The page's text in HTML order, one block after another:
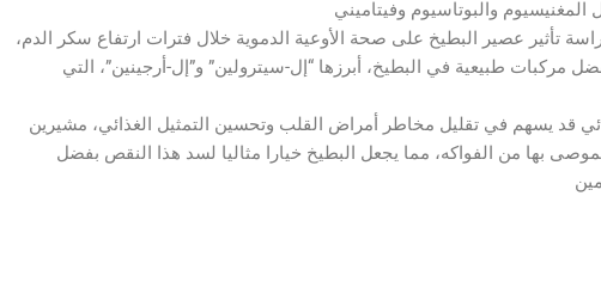
سريرية على 18 شاباً وشابة لدراسة تأثير عصير البطيخ على صحة الأوعية الدموية خلال فترات ارتفاع سكر الدم،
طبيعية في البطيخ، أبرزها “إل-سيترولين” و”إل-أرجينين”، التي
قد يسهم في تقليل مخاطر أمراض القلب وتحسين التمثيل الغذائي، مشيرين
بها من الفواكه، مما يجعل البطيخ خيارا مثاليا لسد هذا النقص بفضل